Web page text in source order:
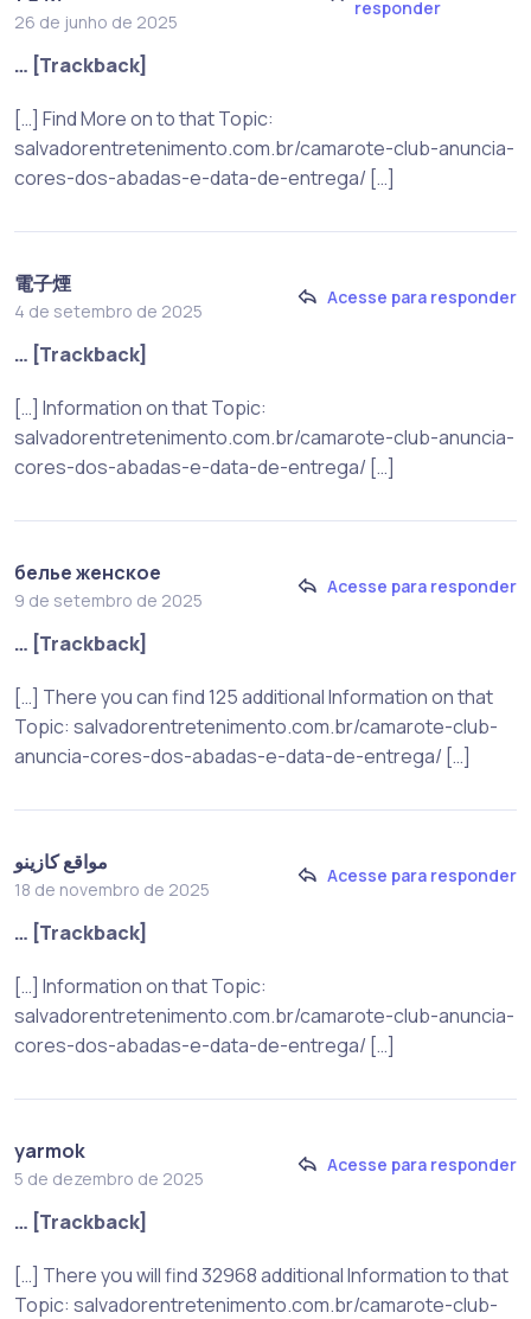
26 de junho de 2025
responder
… [Trackback]
[…] Find More on to that Topic:
salvadorentretenimento.com.br/camarote-club-anuncia-
cores-dos-abadas-e-data-de-entrega/ […]
電子煙
4 de setembro de 2025
Acesse para responder
… [Trackback]
[…] Information on that Topic:
salvadorentretenimento.com.br/camarote-club-anuncia-
cores-dos-abadas-e-data-de-entrega/ […]
белье женское
9 de setembro de 2025
Acesse para responder
… [Trackback]
[…] There you can find 125 additional Information on that
Topic: salvadorentretenimento.com.br/camarote-club-
anuncia-cores-dos-abadas-e-data-de-entrega/ […]
مواقع كازينو
18 de novembro de 2025
Acesse para responder
… [Trackback]
[…] Information on that Topic:
salvadorentretenimento.com.br/camarote-club-anuncia-
cores-dos-abadas-e-data-de-entrega/ […]
yarmok
5 de dezembro de 2025
Acesse para responder
… [Trackback]
[…] There you will find 32968 additional Information to that
Topic: salvadorentretenimento.com.br/camarote-club-